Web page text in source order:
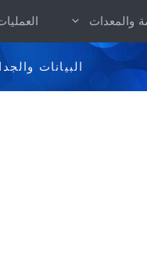
والمعدات
البيانات